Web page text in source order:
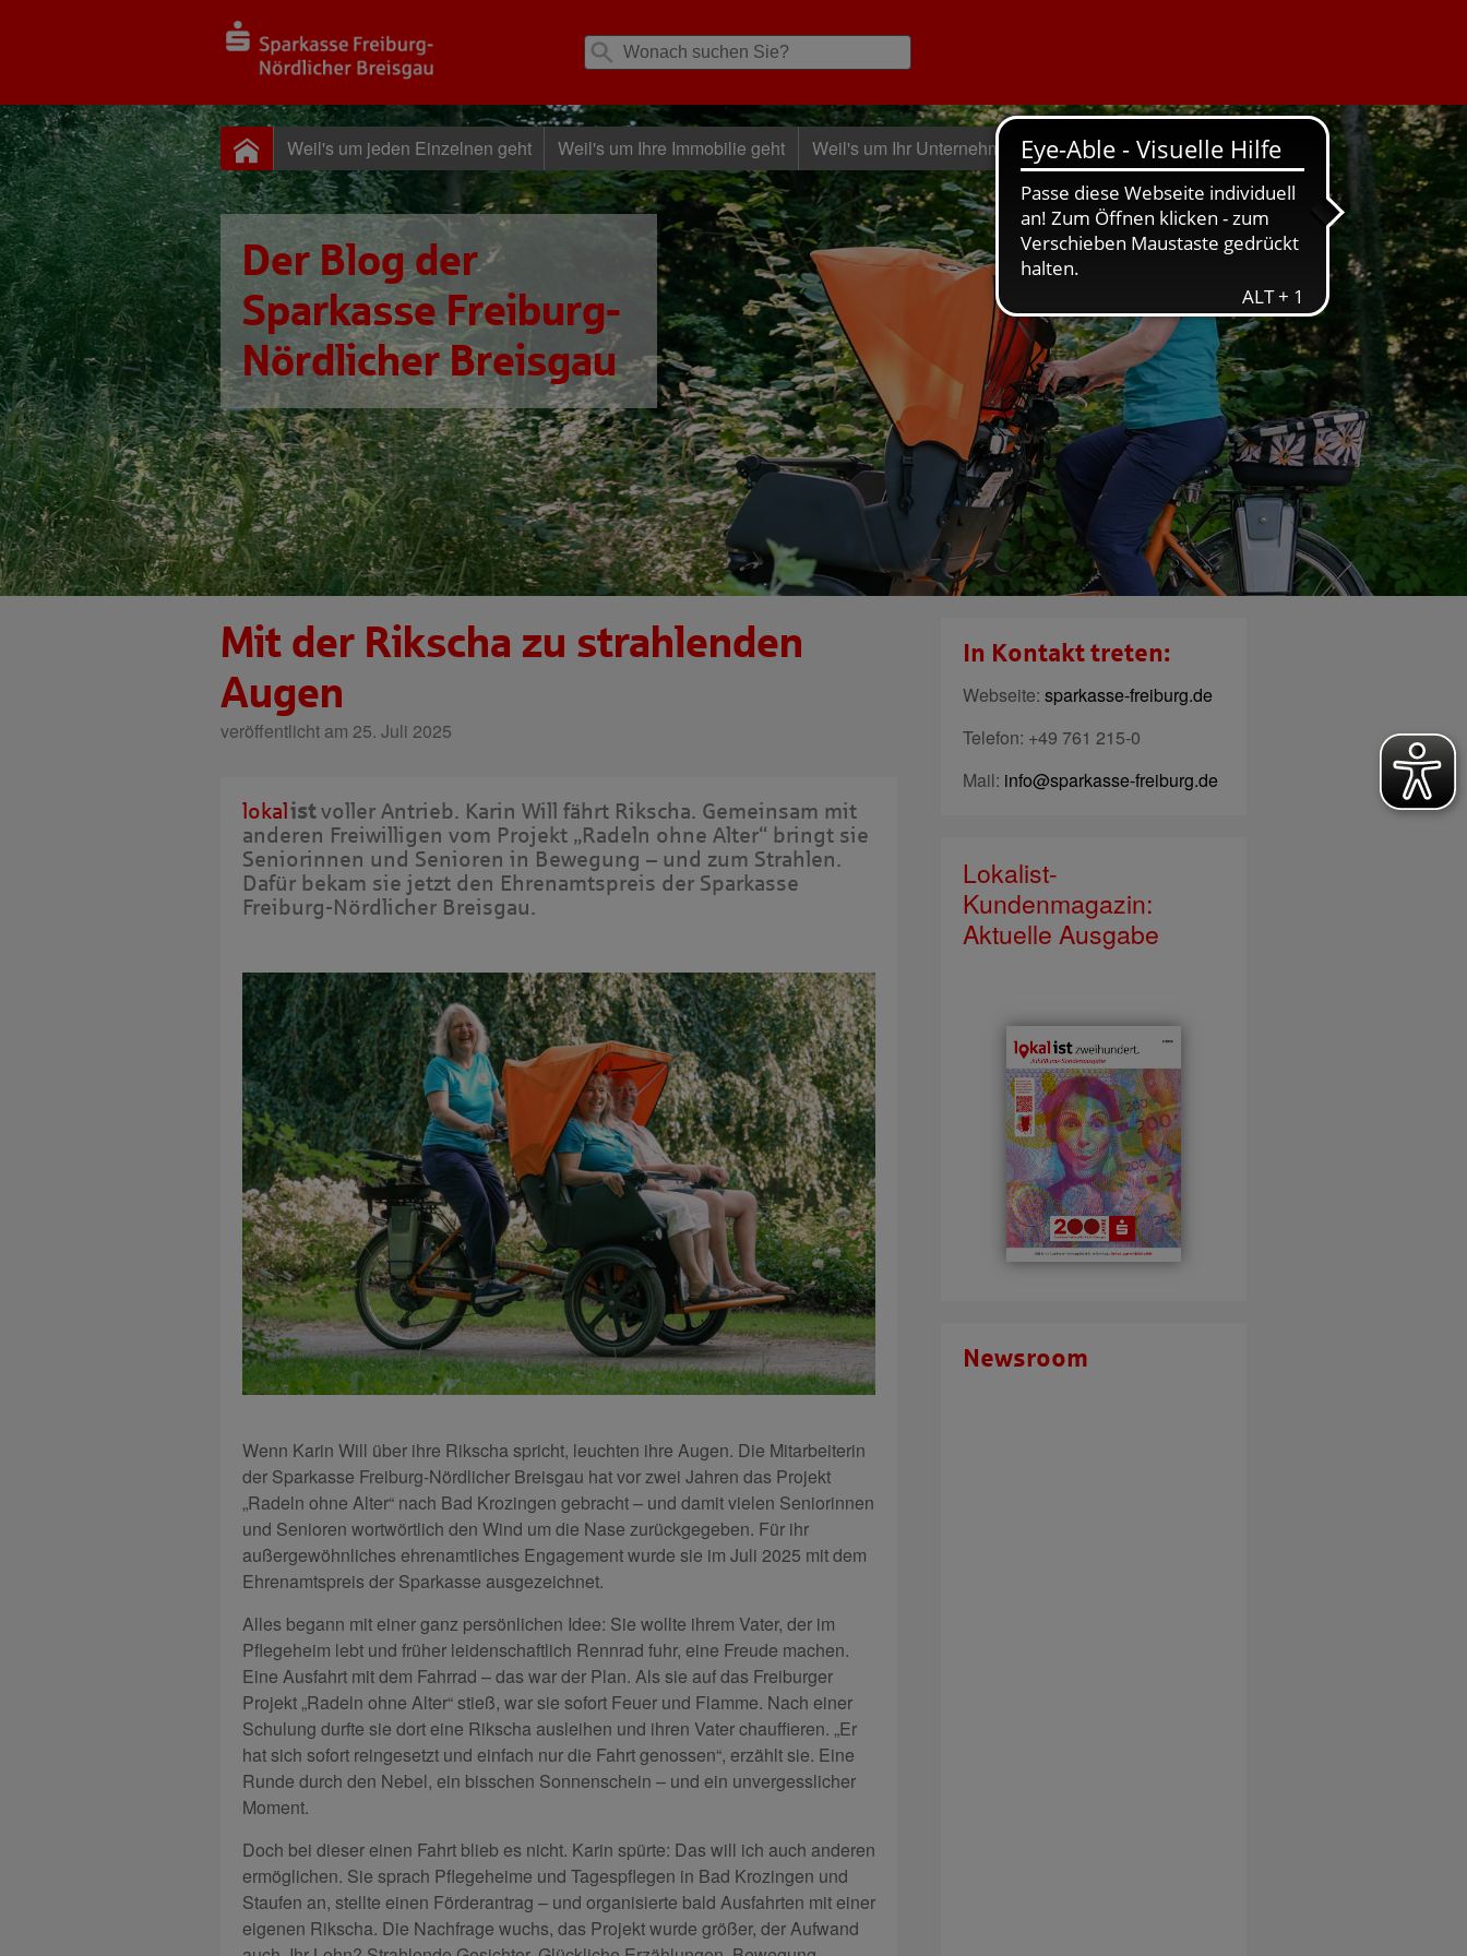
Weil's um jeden Einzelnen geht Weil's um Ihre Immobilie geht Weil's um Ihr Unternehmen geht Weil's um hier geht
Der Blog der
Sparkasse Freiburg-
Nördlicher Breisgau
Mit der Rikscha zu strahlenden
Augen
veröffentlicht am 25. Juli 2025
lokal istvoller Antrieb. Karin Will fährt Rikscha. Gemeinsam mit
anderen Freiwilligen vom Projekt „Radeln ohne Alter“ bringt sie
Seniorinnen und Senioren in Bewegung – und zum Strahlen.
Dafür bekam sie jetzt den Ehrenamtspreis der Sparkasse
Freiburg-Nördlicher Breisgau.
Wenn Karin Will über ihre Rikscha spricht, leuchten ihre Augen. Die Mitarbeiterin
der Sparkasse Freiburg-Nördlicher Breisgau hat vor zwei Jahren das Projekt
„Radeln ohne Alter“ nach Bad Krozingen gebracht – und damit vielen Seniorinnen
und Senioren wortwörtlich den Wind um die Nase zurückgegeben. Für ihr
außergewöhnliches ehrenamtliches Engagement wurde sie im Juli 2025 mit dem
Ehrenamtspreis der Sparkasse ausgezeichnet.
Alles begann mit einer ganz persönlichen Idee: Sie wollte ihrem Vater, der im
Pflegeheim lebt und früher leidenschaftlich Rennrad fuhr, eine Freude machen.
Eine Ausfahrt mit dem Fahrrad – das war der Plan. Als sie auf das Freiburger
Projekt „Radeln ohne Alter“ stieß, war sie sofort Feuer und Flamme. Nach einer
Schulung durfte sie dort eine Rikscha ausleihen und ihren Vater chauffieren. „Er
hat sich sofort reingesetzt und einfach nur die Fahrt genossen“, erzählt sie. Eine
Runde durch den Nebel, ein bisschen Sonnenschein – und ein unvergesslicher
Moment.
Doch bei dieser einen Fahrt blieb es nicht. Karin spürte: Das will ich auch anderen
ermöglichen. Sie sprach Pflegeheime und Tagespflegen in Bad Krozingen und
Staufen an, stellte einen Förderantrag – und organisierte bald Ausfahrten mit einer
eigenen Rikscha. Die Nachfrage wuchs, das Projekt wurde größer, der Aufwand
In Kontakt treten:
Webseite: sparkasse-freiburg.de
Telefon: +49 761 215-0
Mail: info@sparkasse-freiburg.de
Lokalist-
Kundenmagazin:
Aktuelle Ausgabe
Newsroom